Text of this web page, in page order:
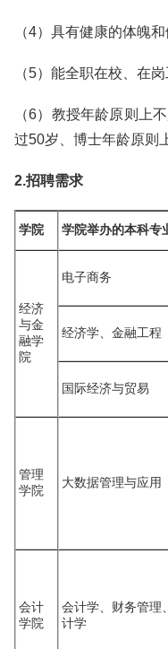
（4）具有健康的体魄
（5）能全职在校、在
（6）教授年龄原则上
过50岁、博士年龄原则
2.招聘需求
学院 学院举办的本科专
经济
与金
融学
院
电子商务
经济学、金融工程
国际经济与贸易
管理
学院
大数据管理与应用
会计
学院
会计学、财务管理
计学